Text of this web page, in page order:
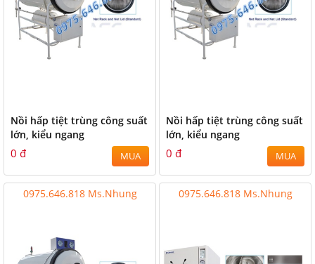
Nồi hấp tiệt trùng công suất
lớn, kiểu ngang
0 đ MUA
Nồi hấp tiệt trùng công suất
lớn, kiểu ngang
0 đ MUA
0975.646.818 Ms.Nhung 0975.646.818 Ms.Nhung